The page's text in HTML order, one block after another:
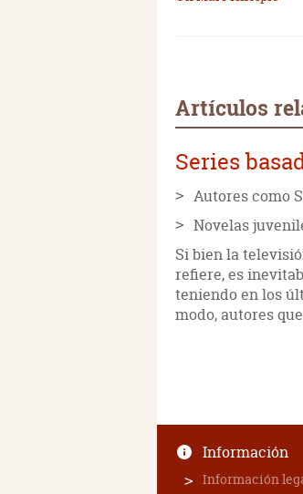
Artículos
Series
Autores como
Novelas
Si bien la
refiere, es
teniendo en los
modo, autores
Información
Información